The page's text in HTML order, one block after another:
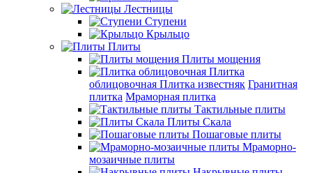
Лестницы
Ступени
Крыльцо
Плиты
Плиты мощения
Плитка
облицовочная Плитка известняк Гранитная
плитка Мраморная плитка
Тактильные плиты
Плиты Скала
Пошаговые плиты
Мраморно-
мозаичные плиты